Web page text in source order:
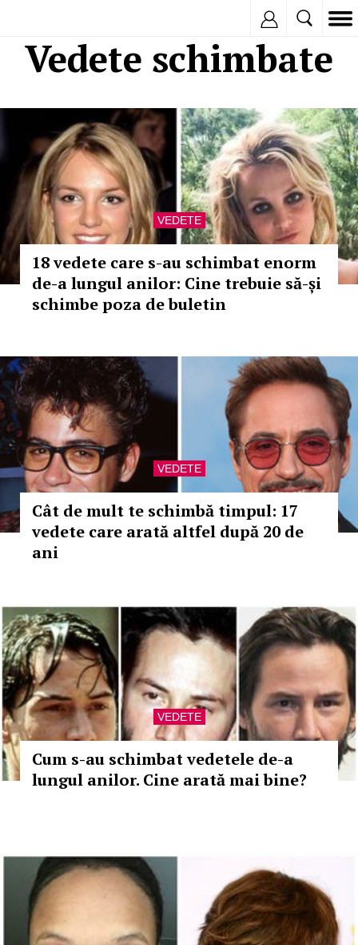
Vedete schimbate
VEDETE
18 vedete care s-au schimbat enorm
de-a lungul anilor: Cine trebuie să-și
schimbe poza de buletin
VEDETE
Cât de mult te schimbă timpul: 17
vedete care arată altfel după 20 de
ani
VEDETE
Cum s-au schimbat vedetele de-a
lungul anilor. Cine arată mai bine?